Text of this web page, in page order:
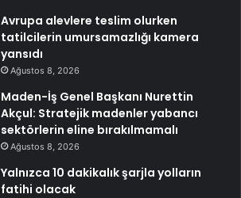
Avrupa alevlere teslim olurken
tatilcilerin umursamazlığı kamera
yansıdı
Ağustos 8, 2026
Maden-İş Genel Başkanı Nurettin
Akçul: Stratejik madenler yabancı
sektörlerin eline bırakılmamalı
Ağustos 8, 2026
Yalnızca 10 dakikalık şarjla yolların
fatihi olacak